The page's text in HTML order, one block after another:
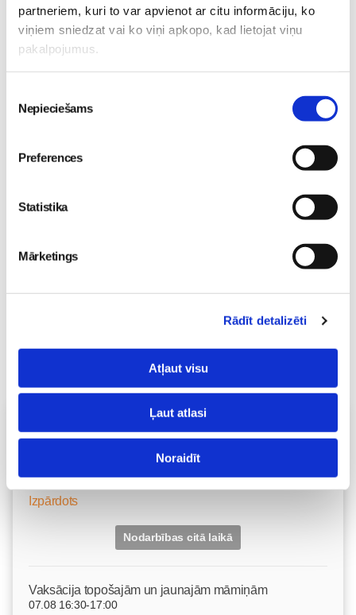
partneriem, kuri to var apvienot ar citu informāciju, ko
viņiem sniedzat vai ko viņi apkopo, kad lietojat viņu
pakalpojumus.
izvēle
Nepieciešams
Preferences
Statistika
Mārketings
Rādīt detalizēti
Atļaut visu
Ļaut atlasi
Noraidīt
veikalu plauktos atkal
kolekcija
Vecāku skola
skaistumkopšanas speciālisti Ivetu Liberti
07.08 15:15-17:00
Izpārdots
Nodarbības citā laikā
Vaksācija topošajām un jaunajām māmiņām
07.08 16:30-17:00